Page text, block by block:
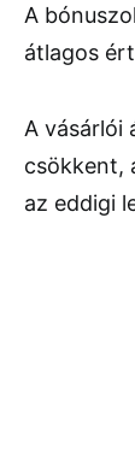
A
átlagos
A vásárlói
csökkent,
az eddigi